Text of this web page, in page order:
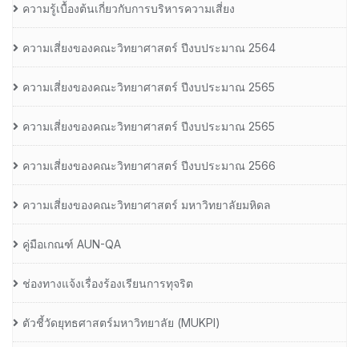
ความรู้เบื้องต้นเกี่ยวกับการบริหารความเสี่ยง
ความเสี่ยงของคณะวิทยาศาสตร์ ปีงบประมาณ 2564
ความเสี่ยงของคณะวิทยาศาสตร์ ปีงบประมาณ 2565
ความเสี่ยงของคณะวิทยาศาสตร์ ปีงบประมาณ 2565
ความเสี่ยงของคณะวิทยาศาสตร์ ปีงบประมาณ 2566
ความเสี่ยงของคณะวิทยาศาสตร์ มหาวิทยาลัยมหิดล
คู่มือเกณฑ์ AUN-QA
ช่องทางแจ้งเรื่องร้องเรียนการทุจริต
ตัวชี้วัดยุทธศาสตร์มหาวิทยาลัย (MUKPI)